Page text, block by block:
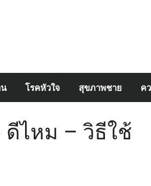
โรคหัวใจ สุขภาพชาย ค
ดีไหม – วิธีใช้